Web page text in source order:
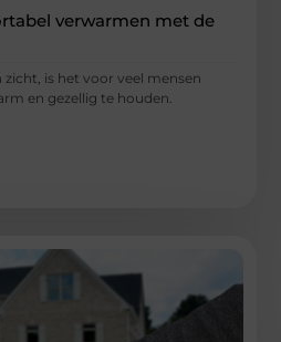
verwarmen met de
is het voor veel mensen
en gezellig te houden.